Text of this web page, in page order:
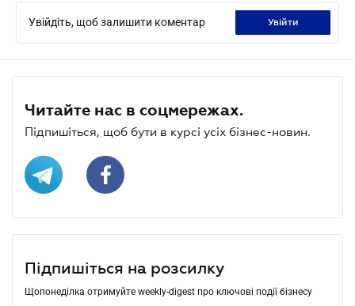
Увійдіть, щоб залишити коментар увійти
Читайте нас в соцмережах.
Підпишіться, щоб бути в курсі усіх бізнес-новин.
Підпишіться на розсилку
Щопонеділка отримуйте weekly-digest про ключові події бізнесу